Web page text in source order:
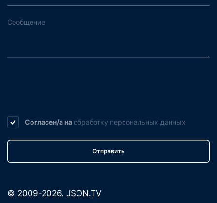
Согласен/а на обработку персональных данных
Отправить
© 2009-2026. JSON.TV